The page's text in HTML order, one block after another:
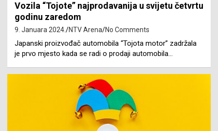
Vozila “Tojote” najprodavanija u svijetu četvrtu
godinu zaredom
9. Januara 2024. NTV Arena No Comments
Japanski proizvođač automobila “Tojota motor” zadržala
je prvo mjesto kada se radi o prodaji automobila…